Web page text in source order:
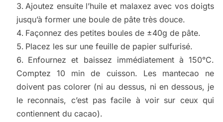
Ajoutez ensuite l’huile et malaxez avec vos doigts
jusqu’à former une boule de pâte très douce.
Façonnez des petites boules de ±40g de pâte.
Placez les sur une feuille de papier sulfurisé.
Enfournez et baissez immédiatement à 150°C.
Comptez 10 min de cuisson. Les mantecao ne
doivent pas colorer (ni au dessus, ni en dessous, je
le reconnais, c’est pas facile à voir sur ceux qui
contiennent du cacao).